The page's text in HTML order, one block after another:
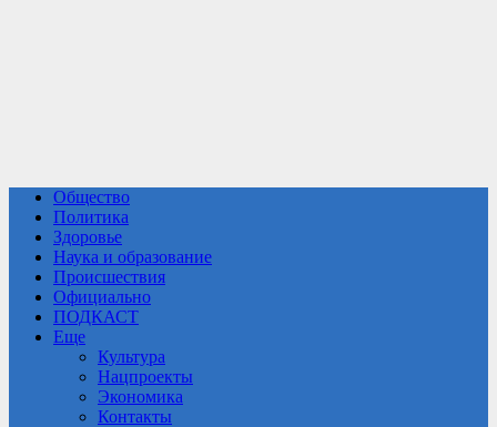
Общество
Политика
Здоровье
Наука и образование
Происшествия
Официально
ПОДКАСТ
Еще
Культура
Нацпроекты
Экономика
Контакты